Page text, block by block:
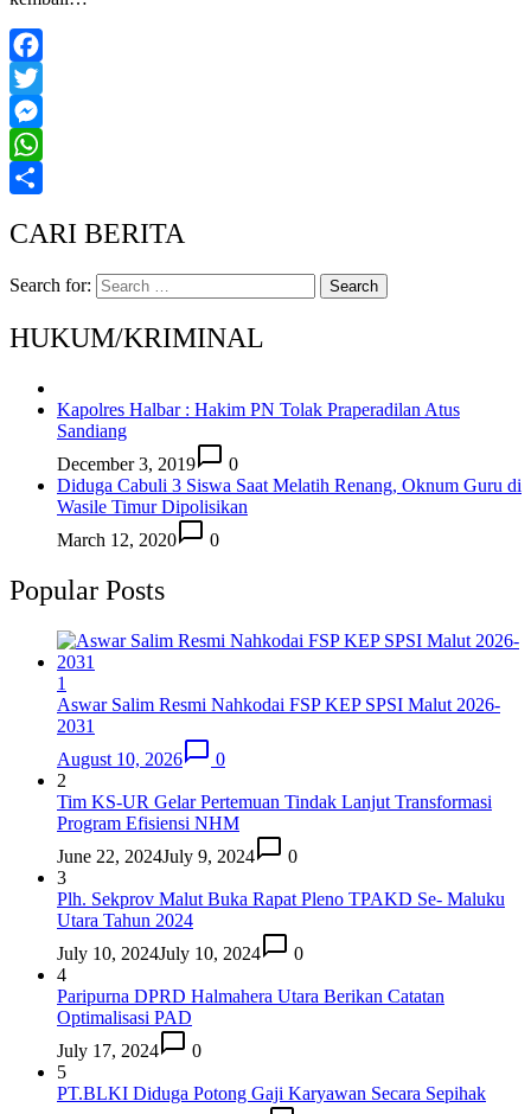
Facebook
Twitter
Messenger
WhatsApp
CARI BERITA
Search for:
HUKUM/KRIMINAL
Kapolres Halbar : Hakim PN Tolak Praperadilan Atus
Sandiang
December 3, 2019
0
Diduga Cabuli 3 Siswa Saat Melatih Renang, Oknum Guru di
Wasile Timur Dipolisikan
March 12, 2020
0
Popular Posts
1
Aswar Salim Resmi Nahkodai FSP KEP SPSI Malut 2026-
2031
August 10, 2026
0
2
Tim KS-UR Gelar Pertemuan Tindak Lanjut Transformasi
Program Efisiensi NHM
June 22, 2024July 9, 2024
0
3
Plh. Sekprov Malut Buka Rapat Pleno TPAKD Se- Maluku
Utara Tahun 2024
July 10, 2024July 10, 2024
0
4
Paripurna DPRD Halmahera Utara Berikan Catatan
Optimalisasi PAD
July 17, 2024
0
5
PT.BLKI Diduga Potong Gaji Karyawan Secara Sepihak